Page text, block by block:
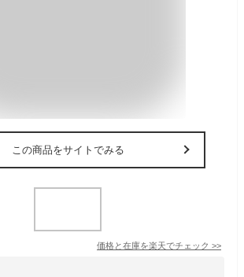
この商品をサイトでみる
価格と在庫を楽天でチェック >>